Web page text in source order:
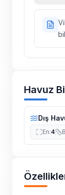
Havuz
Dış
En:4